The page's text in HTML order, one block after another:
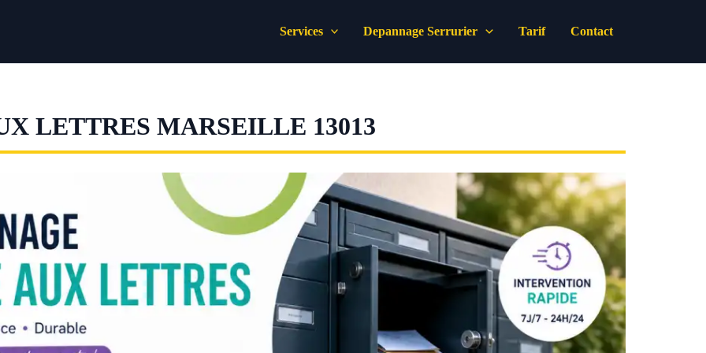
Services Depannage Serrurier Tarif Contact
LETTRES MARSEILLE 13013